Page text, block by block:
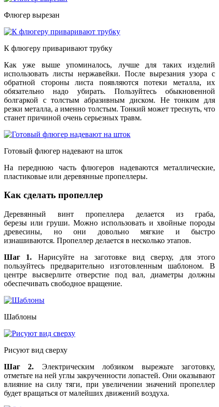
Флюгер вырезан
К флюгеру приваривают трубку
Как уже выше упоминалось, лучше для таких изделий
использовать листы нержавейки. После вырезания узора с
обратной стороны листа появляются потеки металла, их
обязательно надо убирать. Пользуйтесь обыкновенной
болгаркой с толстым абразивным диском. Не тонким для
резки металла, а именно толстым. Тонкий может треснуть, что
станет причиной очень серьезных травм.
Готовый флюгер надевают на шток
На переднюю часть флюгеров надеваются металлические,
пластиковые или деревянные пропеллеры.
Как сделать пропеллер
Деревянный винт пропеллера делается из граба,
березы или груши. Можно использовать и хвойные породы
древесины, но они довольно мягкие и быстро
изнашиваются. Пропеллер делается в несколько этапов.
Шаг 1. Нарисуйте на заготовке вид сверху, для этого
пользуйтесь предварительно изготовленным шаблоном. В
центре высверлите отверстие под вал, диаметры должны
обеспечивать свободное вращение.
Шаблоны
Рисуют вид сверху
Шаг 2. Электрическим лобзиком вырежьте заготовку,
отметьте на ней углы закрученности лопастей. Они оказывают
влияние на силу тяги, при увеличении значений пропеллер
будет вращаться от малейших движений воздуха.